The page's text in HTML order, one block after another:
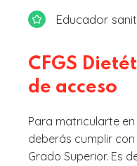
Educador
CFGS
de acceso
Para matricularte en
deberás cumplir
Grado Superior. Es